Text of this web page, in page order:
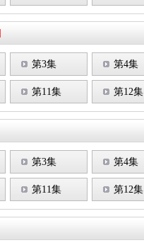
第3集 第4集
第11集 第12集
第3集 第4集
第11集 第12集